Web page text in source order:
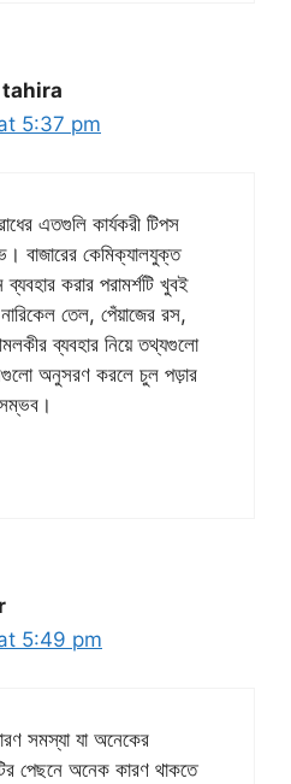
5:37 pm
এতগুলি কার্যকরী টিপস
বাজারের কেমিক্যালযুক্ত
করার পরামর্শটি খুবই
তেল, পেঁয়াজের রস,
ব্যবহার নিয়ে তথ্যগুলো
অনুসরণ করলে চুল পড়ার
5:49 pm
সমস্যা যা অনেকের
পেছনে অনেক কারণ থাকতে